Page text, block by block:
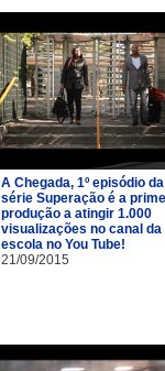
A Chegada, 1º episódio
série Superação é a
produção a atingir 1.000
visualizações no canal da
escola no You Tube!
21/09/2015